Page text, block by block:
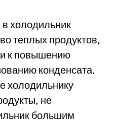
холодильник
теплых продуктов,
к повышению
конденсата.
холодильнику
не
большим